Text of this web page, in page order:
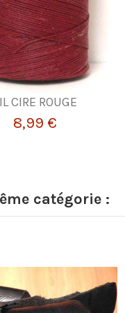
CIRE ROUGE
8,99 €
catégorie :